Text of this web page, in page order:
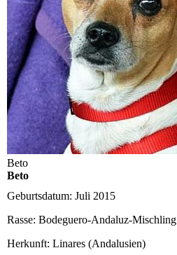
Beto
Beto
Geburtsdatum: Juli 2015
Rasse: Bodeguero-Andaluz-Mischling
Herkunft: Linares (Andalusien)